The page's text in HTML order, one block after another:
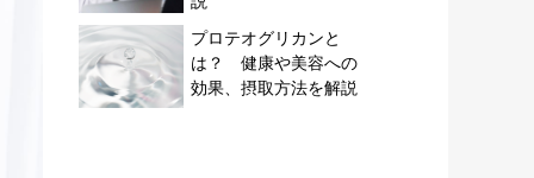
プロテオグリカンと
は？ 健康や美容への
効果、摂取方法を解説